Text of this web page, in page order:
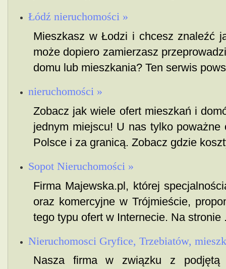
Łódź nieruchomości »
Mieszkasz w Łodzi i chcesz znaleźć
może dopiero zamierzasz
domu lub mieszkania? Ten serwis
nieruchomości »
Zobacz jak wiele ofert mieszkań i
jednym miejscu! U nas tylko
Polsce i za granicą. Zobacz gdzie
Sopot Nieruchomości »
Firma Majewska.pl, której
oraz komercyjne w Trójmieście,
tego typu ofert w Internecie. Na stronie
Nieruchomosci Gryfice, Trzebiatów,
Nasza firma w związku z podjętą